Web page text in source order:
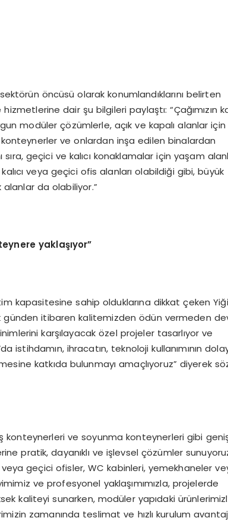
öncüsü olarak konumlandıklarını belirten
dair şu bilgileri paylaştı: “Çağımızın
modüler çözümlerle, açık ve kapalı alanlar için
konteynerler ve onlardan inşa edilen binalardan
geçici ve kalıcı konaklamalar için yaşam
veya geçici ofis alanları olabildiği gibi, büyük
da olabiliyor.”
yaklaşıyor”
kapasitesine sahip olduklarına dikkat çeken
günden itibaren kalitemizden ödün vermeden
karşılayacak özel projeler tasarlıyor ve
istihdamın, ihracatın, teknoloji kullanımının
katkıda bulunmayı amaçlıyoruz” diyerek
konteynerleri ve soyunma konteynerleri gibi
pratik, dayanıklı ve işlevsel çözümler
geçici ofisler, WC kabinleri, yemekhaneler
ve profesyonel yaklaşımımızla, projelerde
kaliteyi sunarken, modüler yapıdaki
zamanında teslimat ve hızlı kurulum